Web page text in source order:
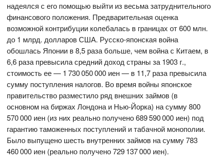
надеялся с его помощью выйти из весьма затруднительного
финансового положения. Предварительная оценка
возможной контрибуции колебалась в границах от 600 млн.
до 1 млрд. долларов США. Русско-японская война
обошлась Японии в 8,5 раза больше, чем война с Китаем, в
6,6 раза превысила средний доход страны за 1903 г.,
стоимость ее — 1 730 050 000 иен — в 11,7 раза превысила
сумму поступления налогов. Во время войны японское
правительство разместило ряд внешних займов (в
основном на биржах Лондона и Нью-Йорка) на сумму 800
570 000 иен (из них реально получено 689 590 000 иен) под
гарантию таможенных поступлений и табачной монополии.
Было выпущено шесть внутренних займов на сумму 783
460 000 иен (реально получено 729 137 000 иен).